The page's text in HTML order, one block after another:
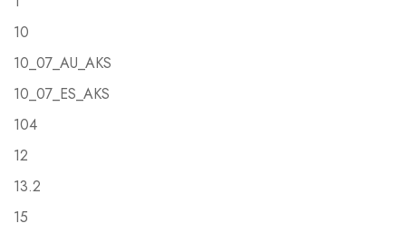
10
10_07_AU_AKS
10_07_ES_AKS
104
12
13.2
15